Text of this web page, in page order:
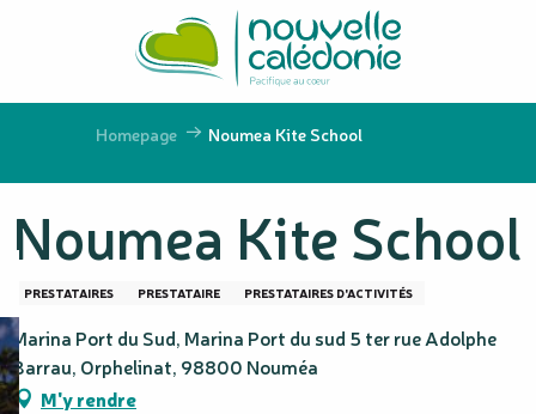
principal
Homepage Noumea Kite School
Noumea Kite School
PRESTATAIRES PRESTATAIRE PRESTATAIRES D'ACTIVITÉS
Marina Port du Sud, Marina Port du sud 5 ter rue Adolphe
Barrau, Orphelinat, 98800 Nouméa
M'y rendre